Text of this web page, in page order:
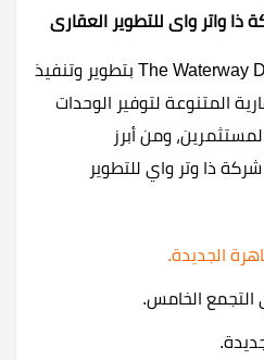
ذا واتر واى للتطوير العقارى
قامت شركة The Waterway Developments بتطوير وتنفيذ
المتنوعة لتوفير الوحدات
ومن أبرز
ذا وتر واي للتطوير
الجديدة.
التجمع الخامس.